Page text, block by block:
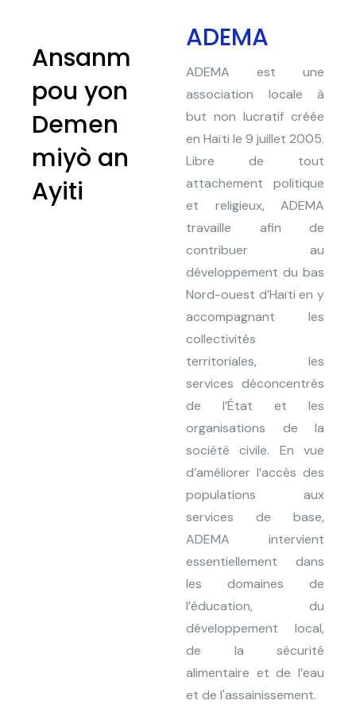
Ansanm
pou yon
Demen
miyò an
Ayiti
ADEMA
ADEMA est une
association locale à
but non lucratif créée
en Haïti le 9 juillet 2005.
Libre de tout
attachement politique
et religieux, ADEMA
travaille afin de
contribuer au
développement du bas
Nord-ouest d’Haïti en y
accompagnant les
collectivités
territoriales, les
services déconcentrés
de l’État et les
organisations de la
société civile. En vue
d’améliorer l’accès des
populations aux
services de base,
ADEMA intervient
essentiellement dans
les domaines de
l’éducation, du
développement local,
de la sécurité
alimentaire et de l’eau
et de l'assainissement.